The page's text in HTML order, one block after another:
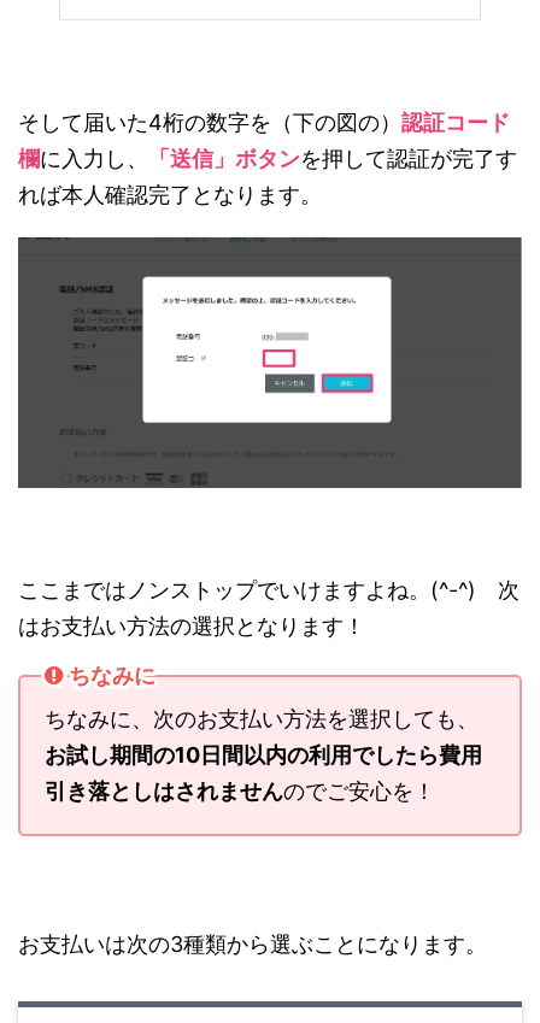
そして届いた4桁の数字を（下の図の） 認証コード
欄に入力し、 「送信」ボタンを押して認証が完了す
れば本人確認完了となります。
ここまではノンストップでいけますよね。(^-^) 次
はお支払い方法の選択となります！
ちなみに
ちなみに、次のお支払い方法を選択しても、
お試し期間の10日間以内の利用でしたら費用
引き落としはされませんのでご安心を！
お支払いは次の3種類から選ぶことになります。